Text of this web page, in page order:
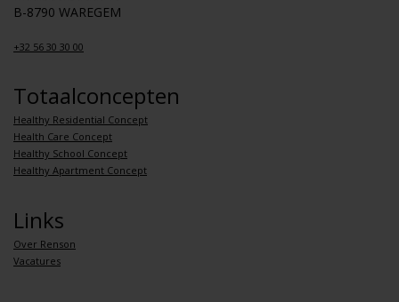
B-8790 WAREGEM
+32 56 30 30 00
Totaalconcepten
Healthy Residential Concept
Health Care Concept
Healthy School Concept
Healthy Apartment Concept
Links
Over Renson
Vacatures